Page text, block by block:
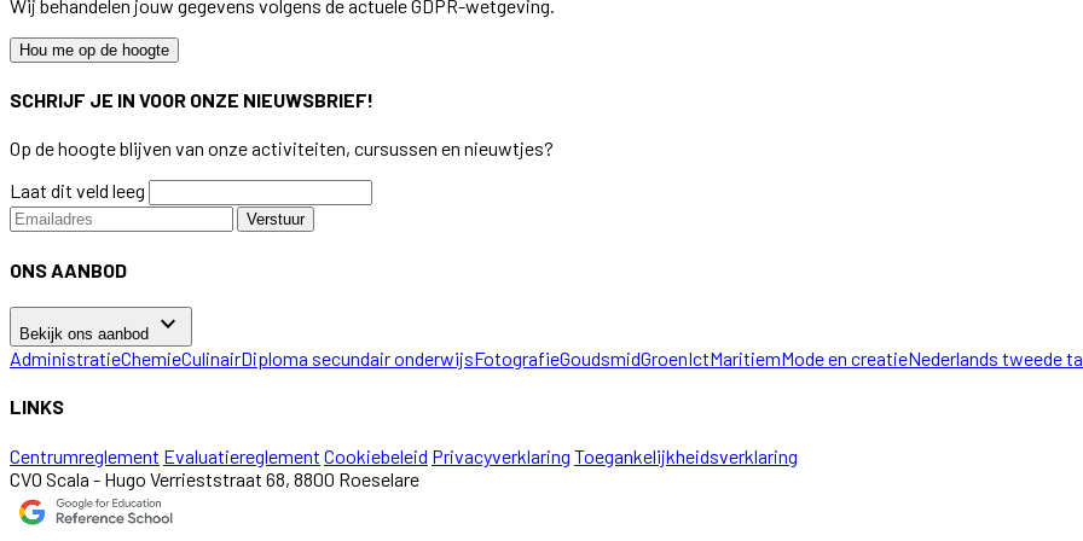
Wij behandelen jouw gegevens volgens de actuele GDPR-wetgeving.
Hou me op de hoogte
SCHRIJF JE IN VOOR ONZE NIEUWSBRIEF!
Op de hoogte blijven van onze activiteiten, cursussen en nieuwtjes?
Laat dit veld leeg
Verstuur
ONS AANBOD
Bekijk ons aanbod keyboard_arrow_down
AdministratieChemieCulinairDiploma secundair onderwijsFotografieGoudsmidGroenIctMaritiemMode en creatieNederlands tweede
LINKS
Centrumreglement Evaluatiereglement Cookiebeleid Privacyverklaring Toegankelijkheidsverklaring
CVO Scala - Hugo Verrieststraat 68, 8800 Roeselare